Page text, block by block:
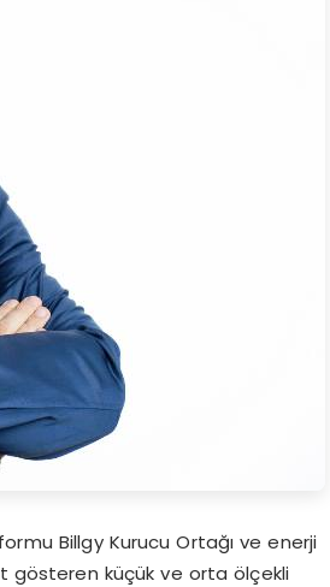
Billgy Kurucu Ortağı ve enerji
gösteren küçük ve orta ölçekli